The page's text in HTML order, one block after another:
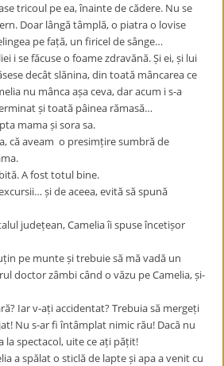
tricoul pe ea, înainte de cădere. Nu se
Doar lângă tâmplă, o piatra o lovise
pe față, un firicel de sânge…
i se făcuse o foame zdravănă. Și ei, și lui
decât slănina, din toată mâncarea ce
nu mânca așa ceva, dar acum i s-a
și toată pâinea rămasă…
mama și sora sa.
că aveam o presimțire sumbră de
A fost totul bine.
și de aceea, evită să spună
județean, Camelia îi spuse încetișor
pe munte și trebuie să mă vadă un
doctor zâmbi când o văzu pe Camelia, și-
Iar v-ați accidentat? Trebuia să mergeți
Nu s-ar fi întâmplat nimic rău! Dacă nu
la spectacol, uite ce ați pățit!
a spălat o sticlă de lapte și apa a venit cu